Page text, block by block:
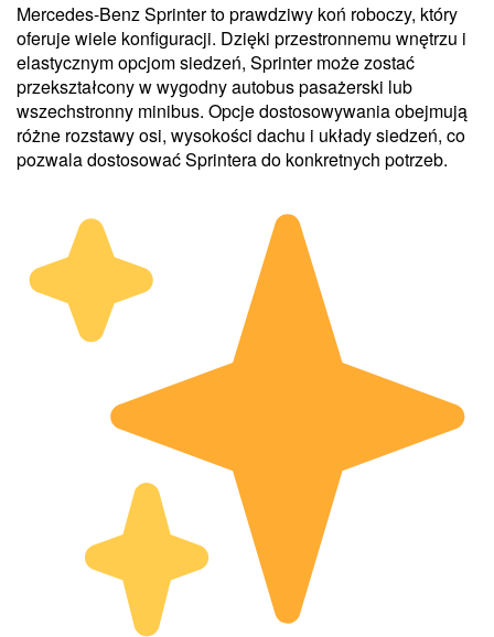
Mercedes-Benz Sprinter to prawdziwy koń roboczy, który
oferuje wiele konfiguracji. Dzięki przestronnemu wnętrzu i
elastycznym opcjom siedzeń, Sprinter może zostać
przekształcony w wygodny autobus pasażerski lub
wszechstronny minibus. Opcje dostosowywania obejmują
różne rozstawy osi, wysokości dachu i układy siedzeń, co
pozwala dostosować Sprintera do konkretnych potrzeb.